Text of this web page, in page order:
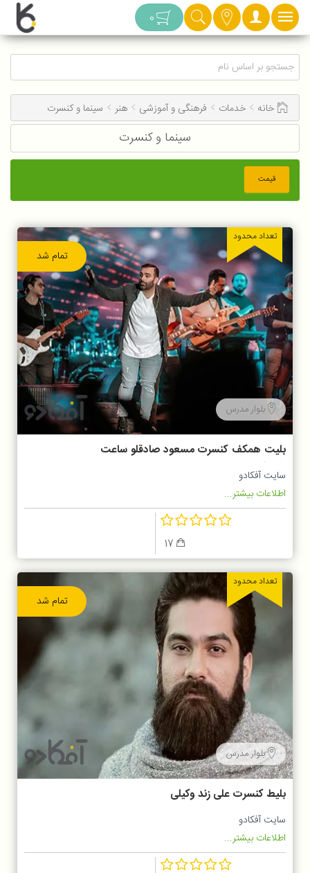
دسته بندی 0
خانه خدمات فرهنگی و آموزشی هنر سینما و کنسرت
سینما و کنسرت
قیمت
تمام شد
تعداد محدود
بلوار مدرس
بلیت همکف کنسرت مسعود صادقلو ساعت
20:30
سایت آفکادو
اطلاعات بیشتر...
تمام شد
تعداد محدود
بلوار مدرس
بلیط کنسرت علی زند وکیلی
سایت آفکادو
اطلاعات بیشتر...